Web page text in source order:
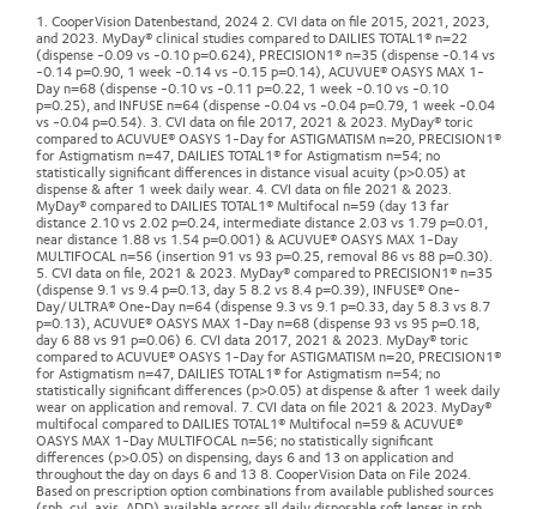
1. CooperVision Datenbestand, 2024 2. CVI data on file 2015, 2021, 2023,
and 2023. MyDay® clinical studies compared to DAILIES TOTAL1® n=22
(dispense -0.09 vs -0.10 p=0.624), PRECISION1® n=35 (dispense -0.14 vs
-0.14 p=0.90, 1 week -0.14 vs -0.15 p=0.14), ACUVUE® OASYS MAX 1-
Day n=68 (dispense -0.10 vs -0.11 p=0.22, 1 week -0.10 vs -0.10
p=0.25), and INFUSE n=64 (dispense -0.04 vs -0.04 p=0.79, 1 week -0.04
vs -0.04 p=0.54). 3. CVI data on file 2017, 2021 & 2023. MyDay® toric
compared to ACUVUE® OASYS 1-Day for ASTIGMATISM n=20, PRECISION1®
for Astigmatism n=47, DAILIES TOTAL1® for Astigmatism n=54; no
statistically significant differences in distance visual acuity (p>0.05) at
dispense & after 1 week daily wear. 4. CVI data on file 2021 & 2023.
MyDay® compared to DAILIES TOTAL1® Multifocal n=59 (day 13 far
distance 2.10 vs 2.02 p=0.24, intermediate distance 2.03 vs 1.79 p=0.01,
near distance 1.88 vs 1.54 p=0.001) & ACUVUE® OASYS MAX 1-Day
MULTIFOCAL n=56 (insertion 91 vs 93 p=0.25, removal 86 vs 88 p=0.30).
5. CVI data on file, 2021 & 2023. MyDay® compared to PRECISION1® n=35
(dispense 9.1 vs 9.4 p=0.13, day 5 8.2 vs 8.4 p=0.39), INFUSE® One-
Day/ULTRA® One-Day n=64 (dispense 9.3 vs 9.1 p=0.33, day 5 8.3 vs 8.7
p=0.13), ACUVUE® OASYS MAX 1-Day n=68 (dispense 93 vs 95 p=0.18,
day 6 88 vs 91 p=0.06) 6. CVI data 2017, 2021 & 2023. MyDay® toric
compared to ACUVUE® OASYS 1-Day for ASTIGMATISM n=20, PRECISION1®
for Astigmatism n=47, DAILIES TOTAL1® for Astigmatism n=54; no
statistically significant differences (p>0.05) at dispense & after 1 week daily
wear on application and removal. 7. CVI data on file 2021 & 2023. MyDay®
multifocal compared to DAILIES TOTAL1® Multifocal n=59 & ACUVUE®
OASYS MAX 1-Day MULTIFOCAL n=56; no statistically significant
differences (p>0.05) on dispensing, days 6 and 13 on application and
throughout the day on days 6 and 13 8. CooperVision Data on File 2024.
Based on prescription option combinations from available published sources